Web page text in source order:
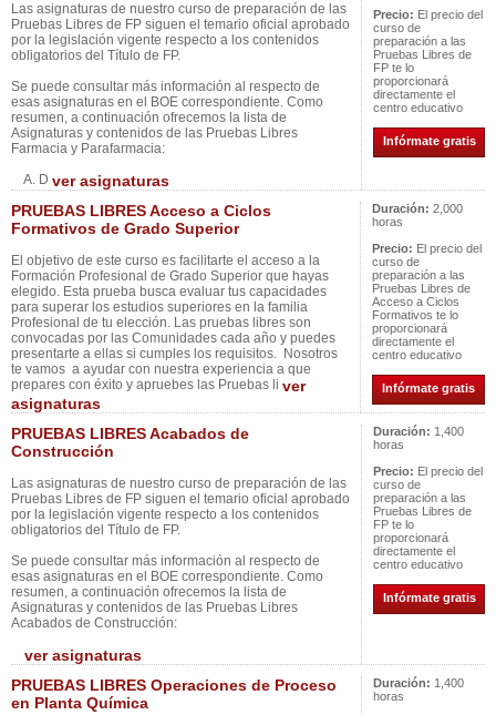
Las asignaturas de nuestro curso de preparación de las
Pruebas Libres de FP siguen el temario oficial aprobado
por la legislación vigente respecto a los contenidos
obligatorios del Título de FP.
Se puede consultar más información al respecto de
esas asignaturas en el BOE correspondiente. Como
resumen, a continuación ofrecemos la lista de
Asignaturas y contenidos de las Pruebas Libres
Farmacia y Parafarmacia:
A. D ver asignaturas
Precio: El precio del
curso de
preparación a las
Pruebas Libres de
FP te lo
proporcionará
directamente el
centro educativo
Infórmate gratis
PRUEBAS LIBRES Acceso a Ciclos
Formativos de Grado Superior
El objetivo de este curso es facilitarte el acceso a la
Formación Profesional de Grado Superior que hayas
elegido. Esta prueba busca evaluar tus capacidades
para superar los estudios superiores en la familia
Profesional de tu elección. Las pruebas libres son
convocadas por las Comunidades cada año y puedes
presentarte a ellas si cumples los requisitos. Nosotros
te vamos a ayudar con nuestra experiencia a que
prepares con éxito y apruebes las Pruebas li ver
asignaturas
Duración: 2,000
horas
Precio: El precio del
curso de
preparación a las
Pruebas Libres de
Acceso a Ciclos
Formativos te lo
proporcionará
directamente el
centro educativo
Infórmate gratis
PRUEBAS LIBRES Acabados de
Construcción
Las asignaturas de nuestro curso de preparación de las
Pruebas Libres de FP siguen el temario oficial aprobado
por la legislación vigente respecto a los contenidos
obligatorios del Título de FP.
Se puede consultar más información al respecto de
esas asignaturas en el BOE correspondiente. Como
resumen, a continuación ofrecemos la lista de
Asignaturas y contenidos de las Pruebas Libres
Acabados de Construcción:
ver asignaturas
Duración: 1,400
horas
Precio: El precio del
curso de
preparación a las
Pruebas Libres de
FP te lo
proporcionará
directamente el
centro educativo
Infórmate gratis
PRUEBAS LIBRES Operaciones de Proceso
en Planta Química
Duración: 1,400
horas